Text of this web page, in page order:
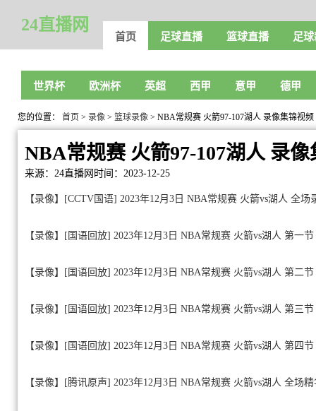
24直播网
首页 足球直播 篮球直播 足
世界杯 欧洲杯 英超 西甲 意甲 德甲
您的位置： 首页 > 录像 > 篮球录像 > NBA常规赛 火箭97-107湖人 录像集锦视频
NBA常规赛 火箭97-107湖人 录
来源：24直播网 时间：2023-12-25
【录像】[CCTV国语] 2023年12月3日 NBA常规赛 火箭vs湖人 全场
【录像】[国语回放] 2023年12月3日 NBA常规赛 火箭vs湖人 第一
【录像】[国语回放] 2023年12月3日 NBA常规赛 火箭vs湖人 第二
【录像】[国语回放] 2023年12月3日 NBA常规赛 火箭vs湖人 第三
【录像】[国语回放] 2023年12月3日 NBA常规赛 火箭vs湖人 第四
【录像】[腾讯原声] 2023年12月3日 NBA常规赛 火箭vs湖人 全场